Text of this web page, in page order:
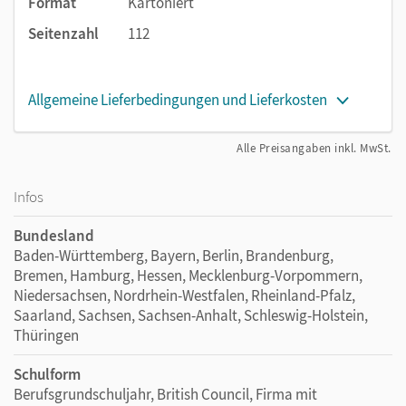
Aufgaben zurSelbstevaluation
Stationen
Seitenzahl
112
Allgemeine Lieferbedingungen und Lieferkosten
Alle Preisangaben inkl. MwSt.
Infos
Bundesland
Baden-Württemberg, Bayern, Berlin, Brandenburg,
Bremen, Hamburg, Hessen, Mecklenburg-Vorpommern,
Niedersachsen, Nordrhein-Westfalen, Rheinland-Pfalz,
Saarland, Sachsen, Sachsen-Anhalt, Schleswig-Holstein,
Thüringen
Schulform
Berufsgrundschuljahr, British Council, Firma mit